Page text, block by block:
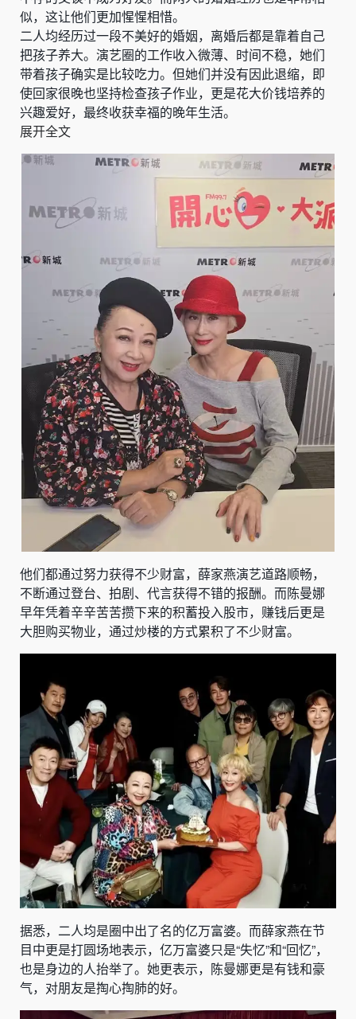
似，这让他们更加惺惺相惜。
二人均经历过一段不美好的婚姻，离婚后都是靠着自己
把孩子养大。演艺圈的工作收入微薄、时间不稳，她们
带着孩子确实是比较吃力。但她们并没有因此退缩，即
使回家很晚也坚持检查孩子作业，更是花大价钱培养的
兴趣爱好，最终收获幸福的晚年生活。
展开全文
他们都通过努力获得不少财富，薛家燕演艺道路顺畅，
不断通过登台、拍剧、代言获得不错的报酬。而陈曼娜
早年凭着辛辛苦苦攒下来的积蓄投入股市，赚钱后更是
大胆购买物业，通过炒楼的方式累积了不少财富。
据悉，二人均是圈中出了名的亿万富婆。而薛家燕在节
目中更是打圆场地表示，亿万富婆只是“失忆”和“回忆”，
也是身边的人抬举了。她更表示，陈曼娜更是有钱和豪
气，对朋友是掏心掏肺的好。